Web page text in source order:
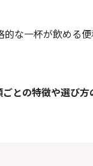
的な一杯が飲める
との特徴や選び方